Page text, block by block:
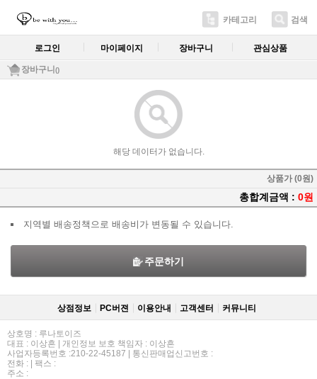
카테고리 검색
로그인 마이페이지 장바구니 관심상품
장바구니 ()
해당 데이터가 없습니다.
상품가 (0원)
총합계금액 : 0원
지역별 배송정책으로 배송비가 변동될 수 있습니다.
주문하기
상점정보 PC버젼 이용안내 고객센터 커뮤니티
상호명 : 루나토이즈
대표 : 이상흔 | 개인정보 보호 책임자 : 이상흔
사업자등록번호 :210-22-45187 | 통신판매업신고번호 :
전화 : | 팩스 :
주소 :